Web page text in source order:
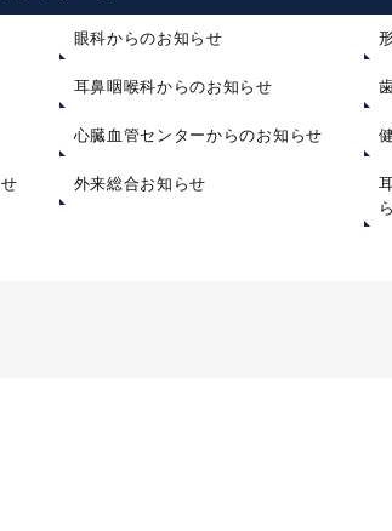
眼科からのお知らせ
耳鼻咽喉科からのお知らせ
心臓血管センターからのお知らせ
外来総合お知らせ